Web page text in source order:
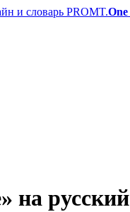
PROMT.One
на русский